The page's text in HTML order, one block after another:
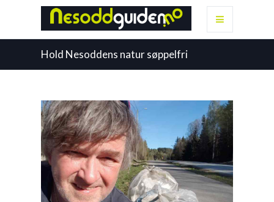
Hold Nesoddens natur søppelfri